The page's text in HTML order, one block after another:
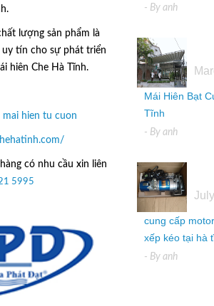
lượng sản phẩm là
uy tín cho sự phát triển
hiên Che Hà Tĩnh.
mai hien tu cuon
có nhu cầu xin liên
5995
- By anh
Mái Hiên Bạt
Tĩnh
- By anh
July
cung cấp
xếp kéo tại hà
- By anh